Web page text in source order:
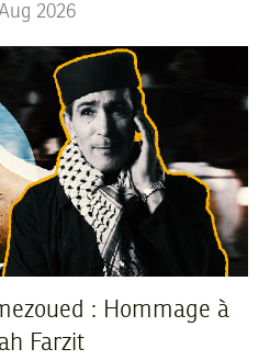
2026
: Hommage à
Farzit